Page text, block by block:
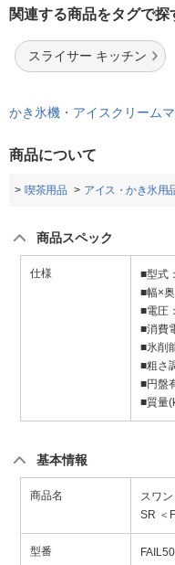
関連する商品をタグで探
スライサー キッチン
かき氷機・アイスクリーム
商品について
喫茶用品 アイス・かき氷用
商品スペック
仕様
■型式
■幅×
■電圧
■消費
■氷削
■粗さ
■円盤
■質量
基本情報
商品名
スワ
SR ＜
型番